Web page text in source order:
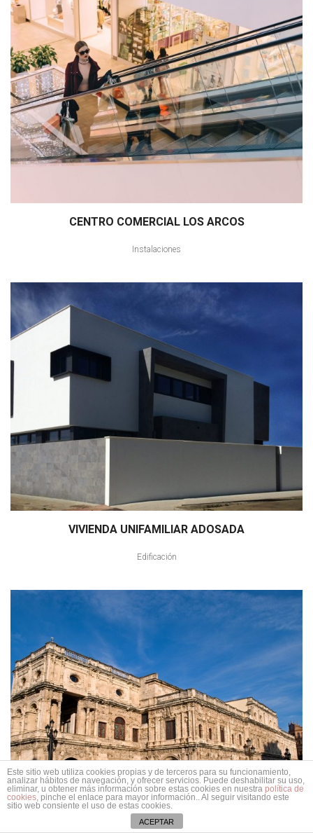
CENTRO COMERCIAL LOS ARCOS
Instalaciones
VIVIENDA UNIFAMILIAR ADOSADA
Edificación
Este sitio web utiliza cookies propias y de terceros para su funcionamiento,
analizar hábitos de navegación, y ofrecer servicios. Puede deshabilitar su uso,
eliminar, u obtener más información sobre estas cookies en nuestra política de
cookies, pinche el enlace para mayor información.. Al seguir visitando este
sitio web consiente el uso de estas cookies.
ACEPTAR